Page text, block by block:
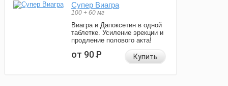
Супер Виагра
100 + 60 мг
Виагра и Дапоксетин в одной
таблетке. Усиление эрекции и
продление полового акта!
от 90Р Купить